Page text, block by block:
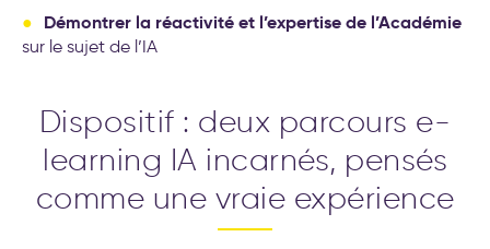
Démontrer la réactivité et l’expertise de l’Académie
sur le sujet de l’IA
Dispositif : deux parcours e-
learning IA incarnés, pensés
comme une vraie expérience